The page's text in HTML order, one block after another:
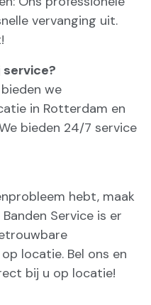
vervanging uit.
service?
we
in Rotterdam en
bieden 24/7 service
hebt, maak
Service is er
locatie. Bel ons en
bij u op locatie!